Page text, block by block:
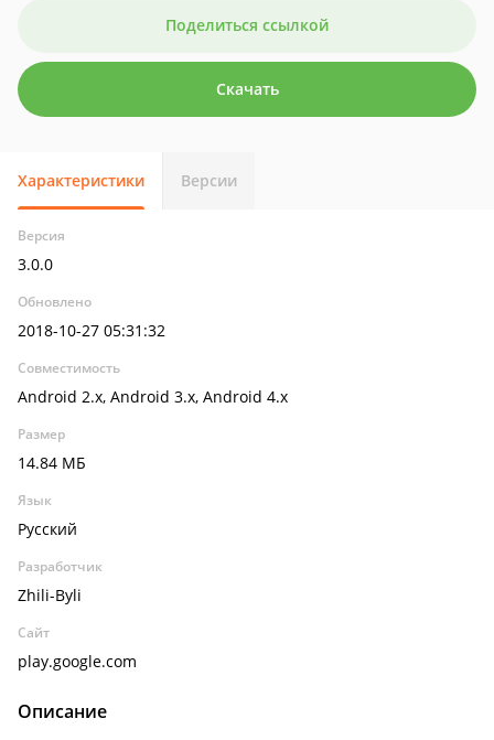
Поделиться ссылкой
Скачать
Характеристики Версии
Версия
3.0.0
Обновлено
2018-10-27 05:31:32
Совместимость
Android 2.x, Android 3.x, Android 4.x
Размер
14.84 МБ
Язык
Русский
Разработчик
Zhili-Byli
Сайт
play.google.com
Описание